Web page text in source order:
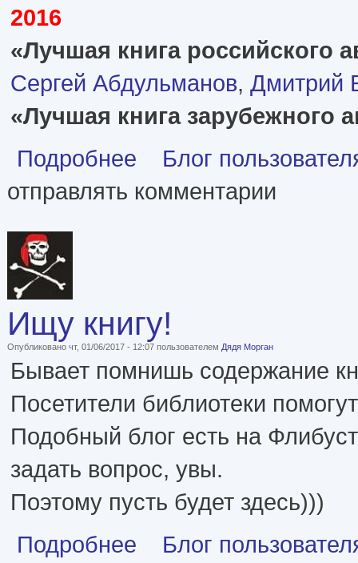
2016
«Лучшая книга российского
Сергей Абдульманов, Дмитрий
«Лучшая книга зарубежного
Подробнее о Премия «Деловая книга года в России»
Блог
отправлять комментарии
Ищу книгу!
Опубликовано чт, 01/06/2017 - 12:07 пользователем Дядя Морган
Бывает помнишь содержание
Посетители библиотеки
Подобный блог есть на
задать вопрос, увы.
Поэтому пусть будет здесь)))
Подробнее о Ищу книгу!Блог